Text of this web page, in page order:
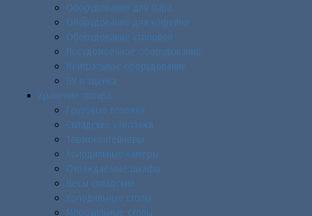
Оборудование для бара
Оборудование для кофейни
Оборудование столовой
Посудомоечное оборудование
Нейтральное оборудование
БУ и Уценка
Хранение товара
Грузовые тележки
Складские стеллажи
Термоконтейнеры
Холодильные камеры
Охлаждаемые шкафы
Весы складские
Холодильные столы
Морозильные столы